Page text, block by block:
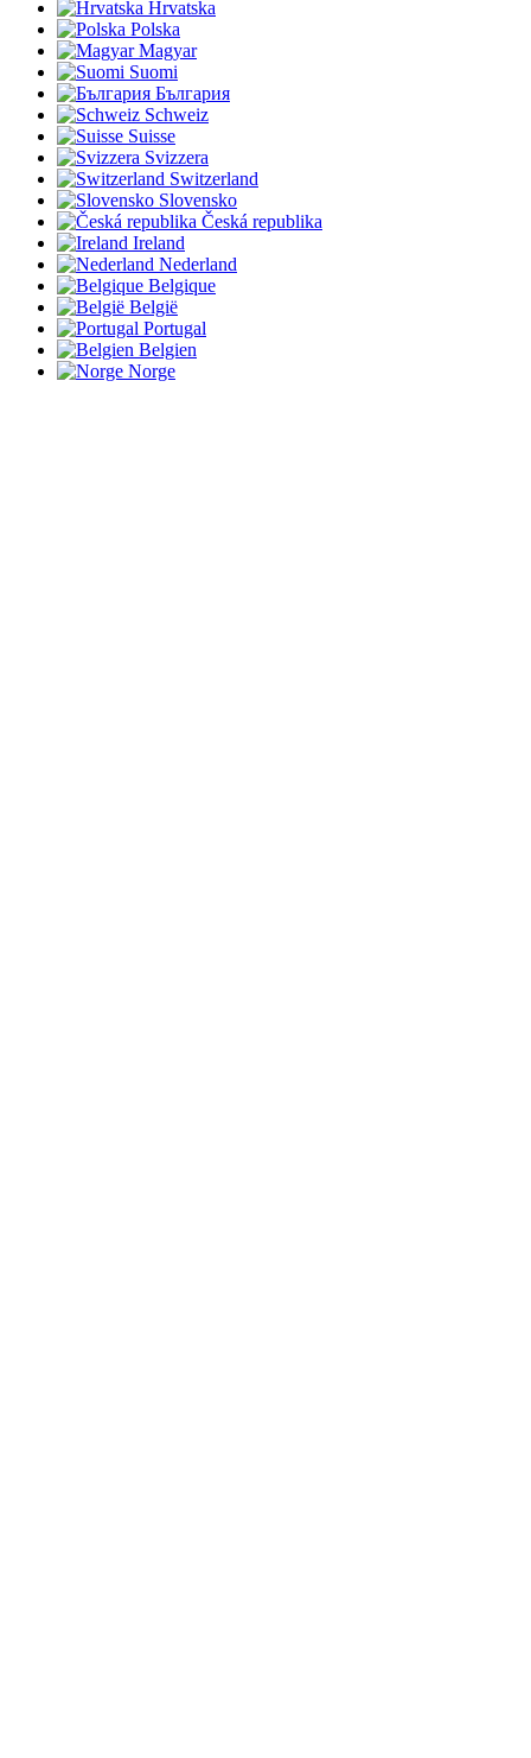
Hrvatska
Polska
Magyar
Suomi
България
Schweiz
Suisse
Svizzera
Switzerland
Slovensko
Česká republika
Ireland
Nederland
Belgique
België
Portugal
Belgien
Norge